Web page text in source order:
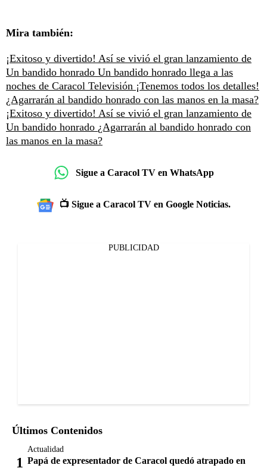
Mira también:
¡Exitoso y divertido! Así se vivió el gran lanzamiento de
Un bandido honrado Un bandido honrado llega a las
noches de Caracol Televisión ¡Tenemos todos los detalles!
¿Agarrarán al bandido honrado con las manos en la masa?
¡Exitoso y divertido! Así se vivió el gran lanzamiento de
Un bandido honrado ¿Agarrarán al bandido honrado con
las manos en la masa?
Sigue a Caracol TV en WhatsApp
📺 Sigue a Caracol TV en Google Noticias.
PUBLICIDAD
Últimos Contenidos
Actualidad
Papá de expresentador de Caracol quedó atrapado en